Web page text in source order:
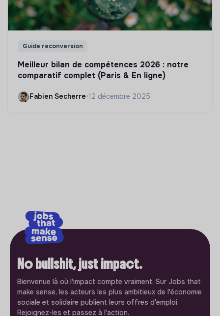
Guide reconversion
Meilleur bilan de compétences 2026 : notre
comparatif complet (Paris & En ligne)
Fabien Secherre•12 décembre 2025
No bullshit, just impact.
Bienvenue là où l'impact compte vraiment. Sur Jobs that
make sense, les acteurs les plus ambitieux de l'économie
sociale et solidaire publient leurs offres d'emploi.
Rejoignez-les et passez à l'action.